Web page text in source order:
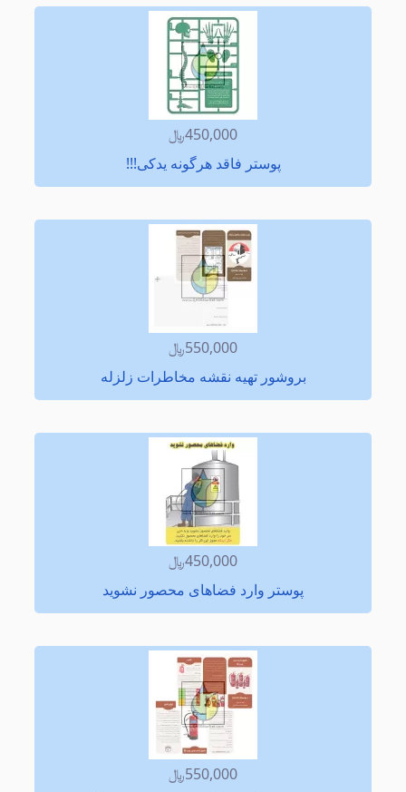
450,000﷼
پوستر فاقد هرگونه یدكی!!!
550,000﷼
بروشور تهیه نقشه مخاطرات زلزله
450,000﷼
پوستر وارد فضاهای محصور نشوید
550,000﷼